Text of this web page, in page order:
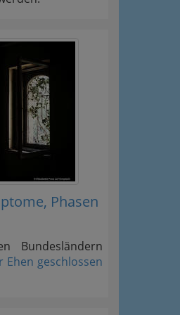
Phasen
Bundesländern
Ehen geschlossen